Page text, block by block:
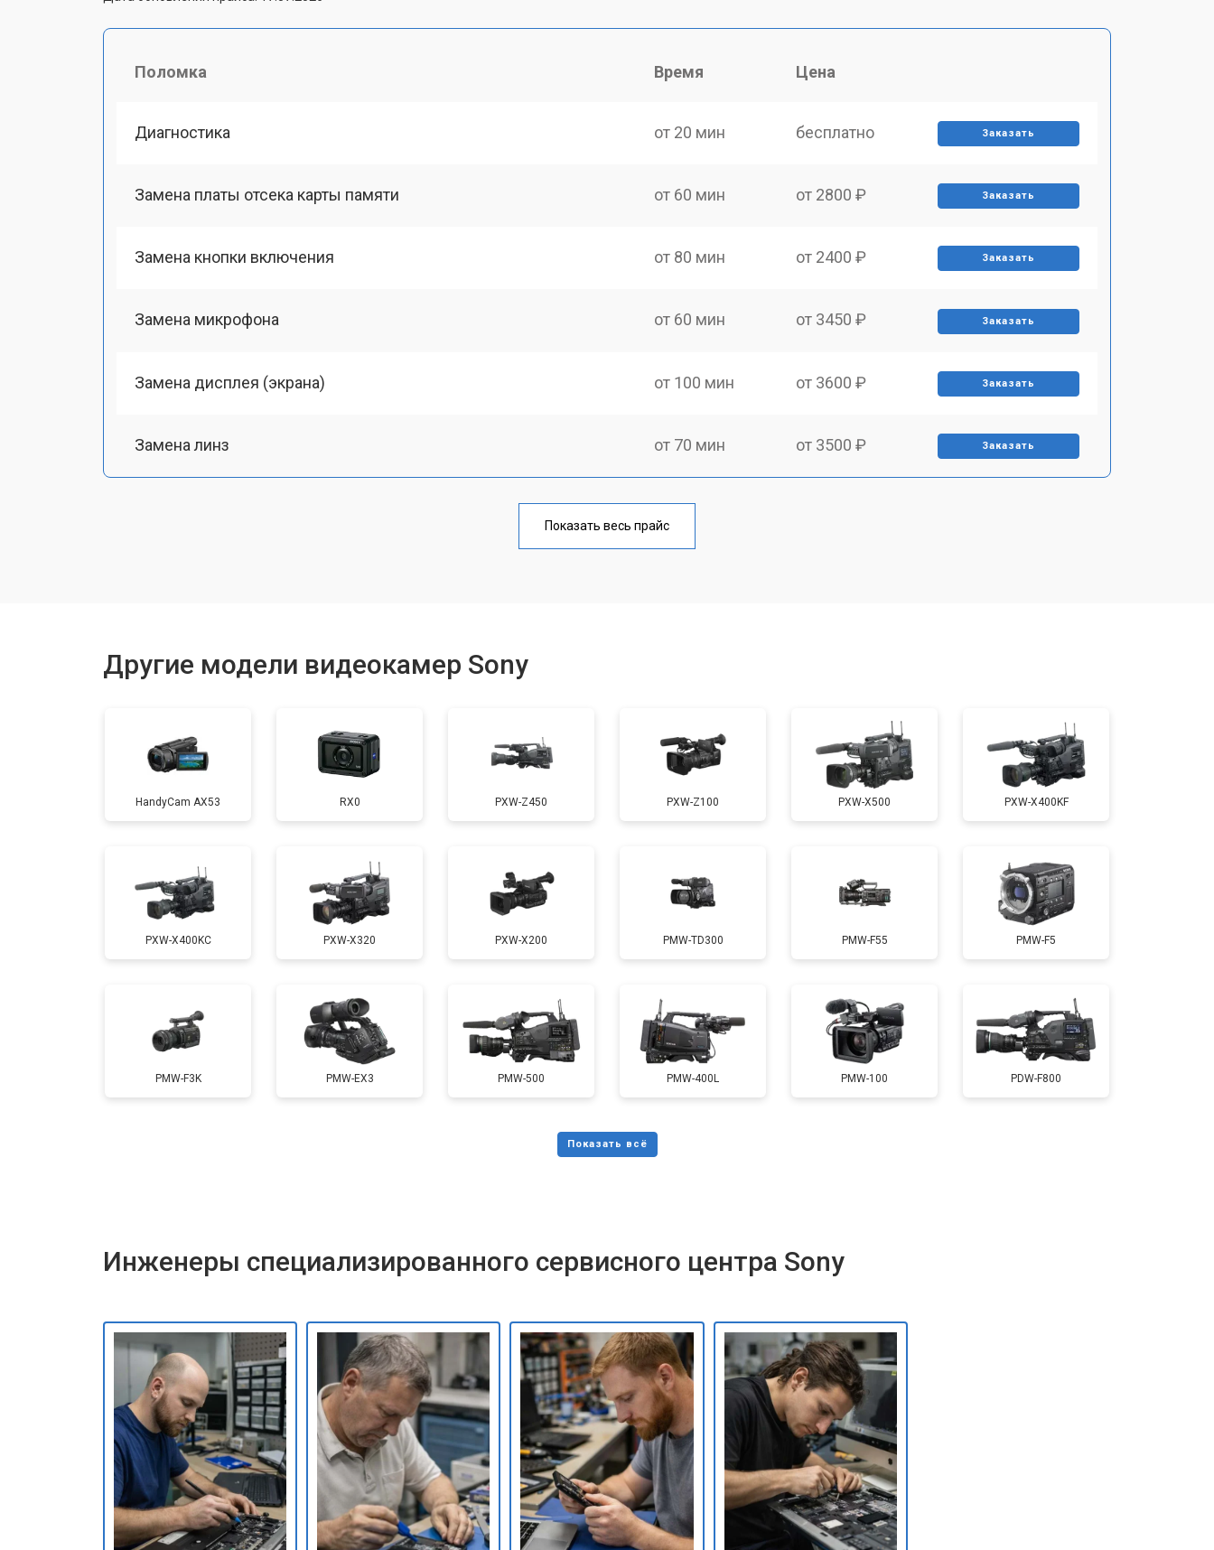
Поломка Время Цена
Диагностика от 20 мин бесплатно Заказать
Замена платы отсека карты памяти от 60 мин от 2800 ₽ Заказать
Замена кнопки включения от 80 мин от 2400 ₽ Заказать
Замена микрофона от 60 мин от 3450 ₽ Заказать
Замена дисплея (экрана) от 100 мин от 3600 ₽ Заказать
Замена линз от 70 мин от 3500 ₽ Заказать
от 70 мин
Показать весь прайс
Другие модели видеокамер Sony
HandyCam AX53 RX0 PXW-Z450 PXW-Z100 PXW-X500 PXW-X400KF
PXW-X400KC PXW-X320 PXW-X200 PMW-TD300 PMW-F55 PMW-F5
PMW-F3K PMW-EX3 PMW-500 PMW-400L PMW-100 PDW-F800
Инженеры специализированного сервисного центра Sony